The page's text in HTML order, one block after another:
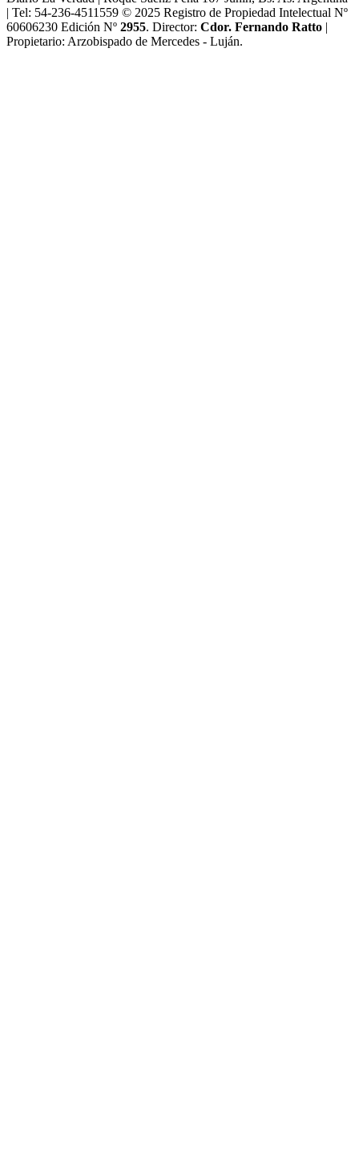
| Tel: 54-236-4511559 © 2025 Registro de Propiedad Intelectual Nº
60606230 Edición Nº 2955. Director:​ Cdor. Fernando Ratto |
Propietario:​ Arzobispado de Mercedes - Luján.